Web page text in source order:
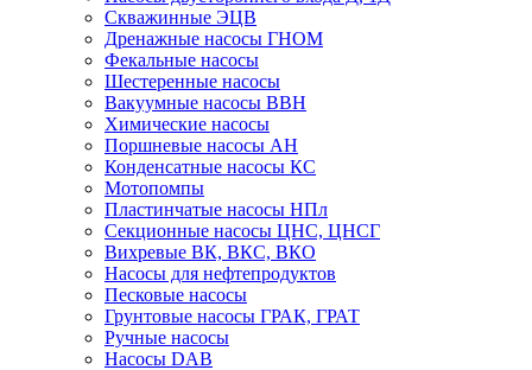
Скважинные ЭЦВ
Дренажные насосы ГНОМ
Фекальные насосы
Шестеренные насосы
Вакуумные насосы ВВН
Химические насосы
Поршневые насосы АН
Конденсатные насосы КС
Мотопомпы
Пластинчатые насосы НПл
Секционные насосы ЦНС, ЦНСГ
Вихревые ВК, ВКС, ВКО
Насосы для нефтепродуктов
Песковые насосы
Грунтовые насосы ГРАК, ГРАТ
Ручные насосы
Насосы DAB